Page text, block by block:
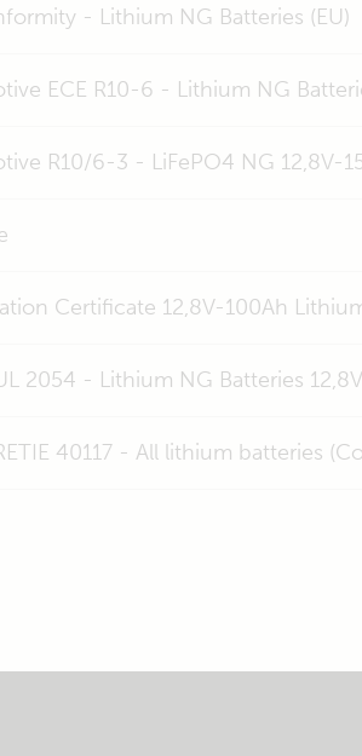
- Lithium NG Batteries (EU)
ECE R10-6 - Lithium NG
R10/6-3 - LiFePO4 NG 12,8V-
Certificate 12,8V-100Ah
2054 - Lithium NG Batteries
40117 - All lithium batteries